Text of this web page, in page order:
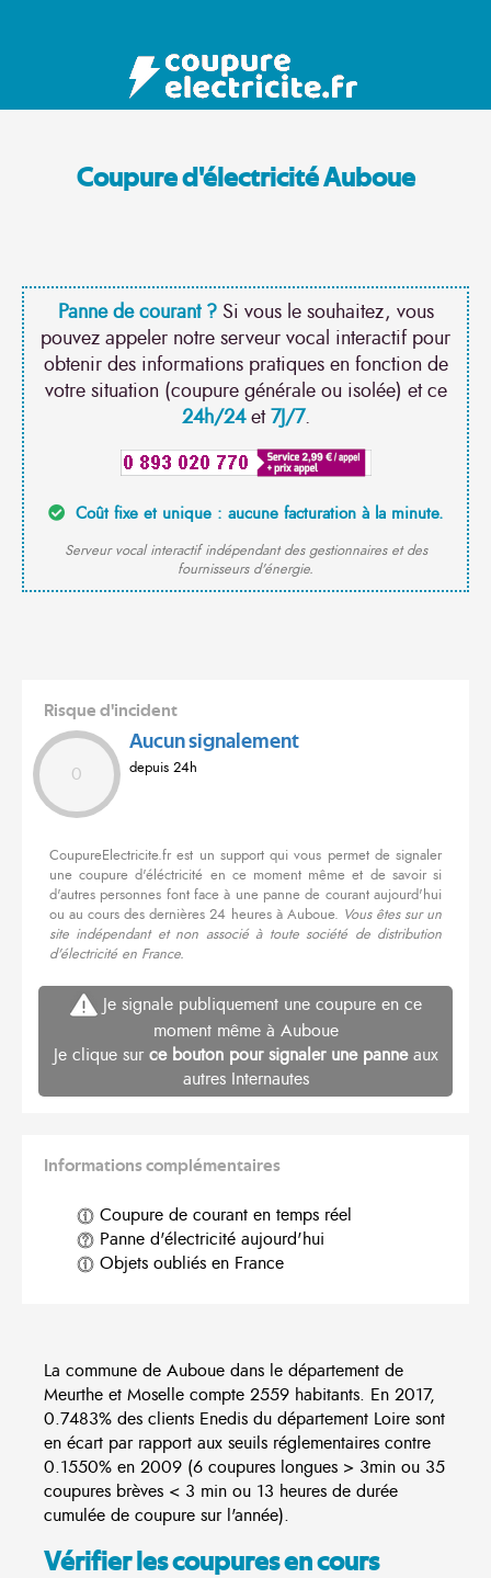
Coupure d'électricité Auboue
Panne de courant ?Si vous le souhaitez, vous
pouvez appeler notre serveur vocal interactif pour
obtenir des informations pratiques en fonction de
votre situation (coupure générale ou isolée) et ce
24h/24et7J/7.
Coût fixe et unique : aucune facturation à la minute.
Serveur vocal interactif indépendant des gestionnaires et des
fournisseurs d'énergie.
Risque d'incident
0
Aucun signalement
depuis 24h
CoupureElectricite.fr est un support qui vous permet de signaler
une coupure d'éléctricité en ce moment même et de savoir si
d'autres personnes font face à une panne de courant aujourd'hui
ou au cours des dernières 24 heures à Auboue. Vous êtes sur un
site indépendant et non associé à toute société de distribution
d'électricité en France.
Je signale publiquement une coupure en ce
moment même à Auboue
Je clique sur ce bouton pour signaler une panneaux
autres Internautes
Informations complémentaires
Coupure de courant en temps réel
Panne d'électricité aujourd'hui
Objets oubliés en France
La commune de Auboue dans le département de
Meurthe et Moselle compte 2559 habitants. En 2017,
0.7483% des clients Enedis du département Loire sont
en écart par rapport aux seuils réglementaires contre
0.1550% en 2009 (6 coupures longues > 3min ou 35
coupures brèves < 3 min ou 13 heures de durée
cumulée de coupure sur l'année).
Vérifier les coupures en cours